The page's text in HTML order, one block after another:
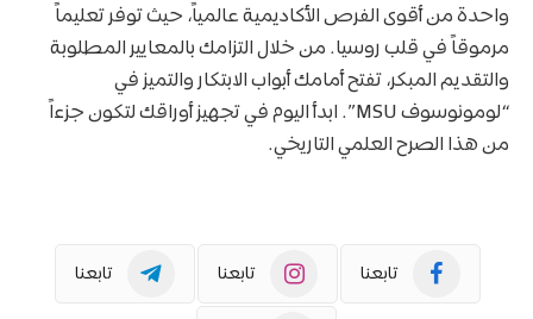
واحدة من أقوى الفرص الأكاديمية عالمياً، حيث توفر تعليماً
مرموقاً في قلب روسيا. من خلال التزامك بالمعايير المطلوبة
والتقديم المبكر، تفتح أمامك أبواب الابتكار والتميز في
“لومونوسوف MSU”. ابدأ اليوم في تجهيز أوراقك لتكون جزءاً
من هذا الصرح العلمي التاريخي.
تابعنا تابعنا تابعنا